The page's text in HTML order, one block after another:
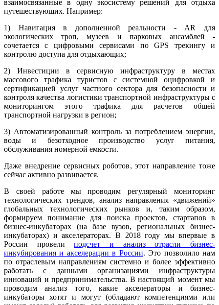
взаимосвязанные в одну экосистему решений для отдыха
путешествующих. Например:
1) Навигация в дополненной реальности - AR для
экологических троп, музеев и парковых ансамблей -
сочетается с цифровыми сервисами по GPS трекингу и
контролю доступа для отдыхающих;
2) Инвестиции в сервисную инфраструктуру в местах
массового трафика туристов с системной оцифровкой и
сертификацией услуг частного сектора для безопасности и
контроля качества логистики транспортной инфраструктуры с
мониторингом этого трафика для расчетов общей
транспортной нагрузки в регион;
3) Автоматизированный контроль за потреблением энергии,
воды и безотходное производство услуг питания,
обслуживания номерной емкости.
Даже внедрение сервисных роботов, этот направление тоже
сейчас активно развивается.
В своей работе мы проводим регулярный мониторинг
технологических трендов, анализ направления «движений»
глобальных технологических рынков и, таким образом,
формируем понимание для поиска проектов, стартапов в
бизнес-инкубаторах (на базе вузов, региональных бизнес-
инкубаторах) и акселераторах. В 2018 году мы впервые в
России провелиподсчет и анализ отрасли бизнес-
инкубирования и акселерации в России. Это позволило нам
по отраслевым направлениям системно и более эффективно
работать с данными организациями инфраструктуры
инноваций и предпринимательства. В настоящий момент мы
проводим анализ того, какие акселераторы и бизнес-
инкубаторы хотят и могут (обладают компетенциями или